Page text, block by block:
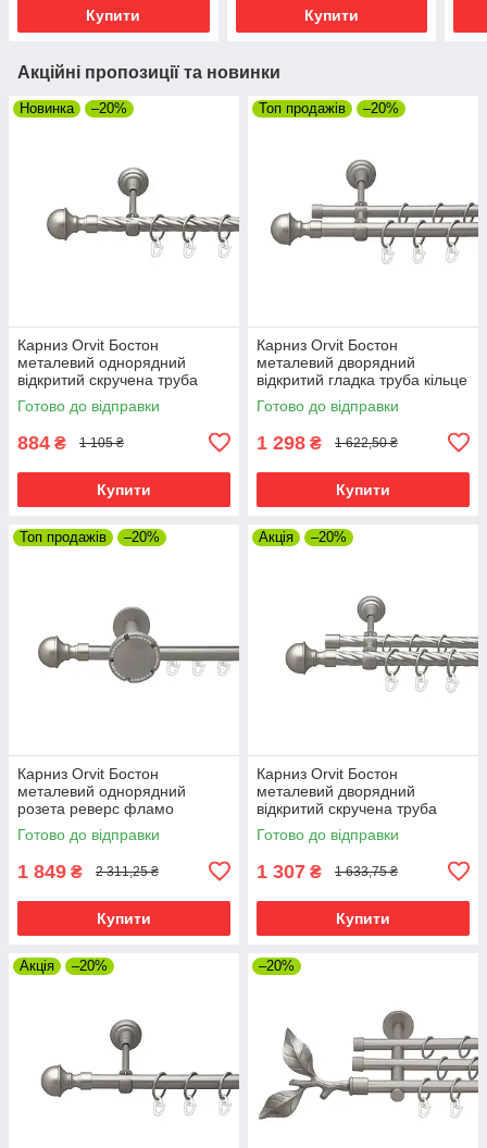
Купити Купити
Акційні пропозиції та новинки
Новинка –20%
Карниз Orvit Бостон
металевий однорядний
відкритий скручена труба
кільце металеве Сатин 19 мм
300 см (00-00022993)
Готово до відправки
884 ₴ 1 105 ₴
Купити
Топ продажів –20%
Карниз Orvit Бостон
металевий дворядний
відкритий гладка труба кільце
металеве Сатин 19\16 мм
300 см (00-00013691)
Готово до відправки
1 298 ₴ 1 622,50 ₴
Купити
Топ продажів –20%
Карниз Orvit Бостон
металевий однорядний
розета реверс фламо
профільна труба Сатин 19
мм 300 см (00-00015245)
Готово до відправки
1 849 ₴ 2 311,25 ₴
Купити
Акція –20%
Карниз Orvit Бостон
металевий дворядний
відкритий скручена труба
кільце металеве Сатин 19\16
мм 300 см (00-00023093)
Готово до відправки
1 307 ₴ 1 633,75 ₴
Купити
Акція –20% –20%